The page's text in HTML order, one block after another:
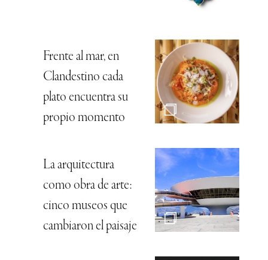
Frente al mar, en
Clandestino cada
plato encuentra su
propio momento
La arquitectura
como obra de arte:
cinco museos que
cambiaron el paisaje